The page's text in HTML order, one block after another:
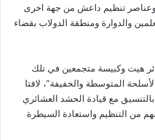
تنظيم داعش من جهة اخرى
والدوارة ومنطقة الدولاب بقضاء
هيت وكبيسة متجمعين في تلك
المتوسطة والخفيفة”، لافتا
بالتنسيق مع قيادة الحشد العشائري
من التنظيم واستعادة السيطرة